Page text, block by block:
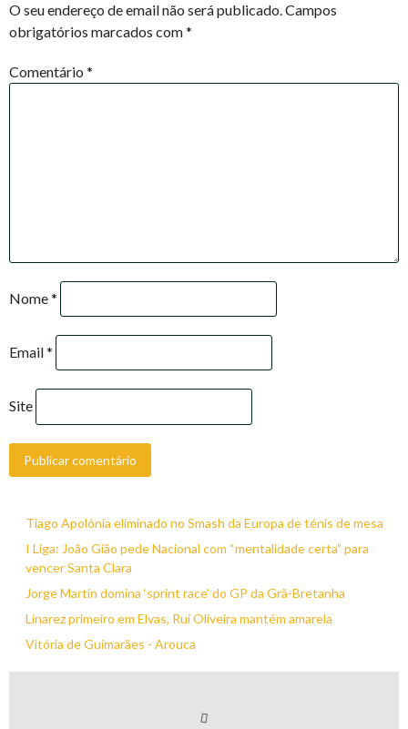
O seu endereço de email não será publicado.Campos
obrigatórios marcados com*
Comentário *
Nome*
Email*
Site
Tiago Apolónia eliminado no Smash da Europa de ténis de mesa
I Liga: João Gião pede Nacional com “mentalidade certa” para
vencer Santa Clara
Jorge Martín domina ‘sprint race’ do GP da Grã-Bretanha
Linarez primeiro em Elvas, Rui Oliveira mantém amarela
Vitória de Guimarães - Arouca